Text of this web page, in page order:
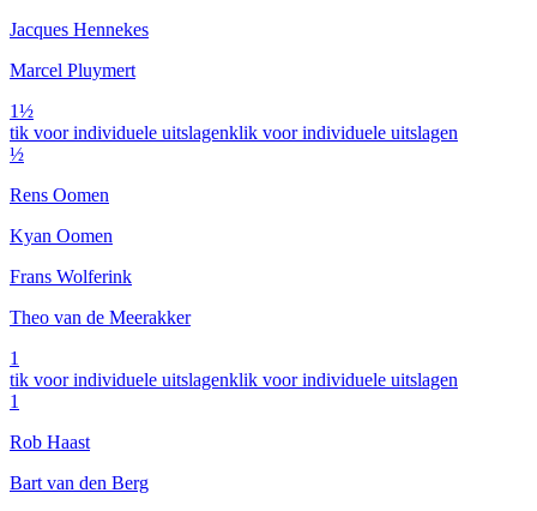
Jacques Hennekes
Marcel Pluymert
1½
tik voor individuele uitslagenklik voor individuele uitslagen
½
Rens Oomen
Kyan Oomen
Frans Wolferink
Theo van de Meerakker
1
tik voor individuele uitslagenklik voor individuele uitslagen
1
Rob Haast
Bart van den Berg